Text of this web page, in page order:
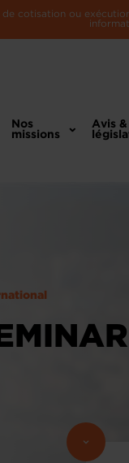
cotisation ou
Nos
missions
Avis &